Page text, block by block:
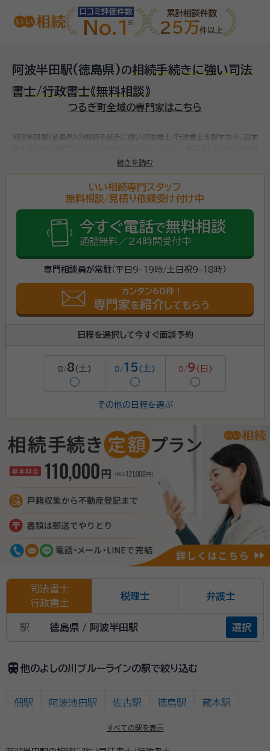
口コミ評価件数
No.1
累計相談件数
25万件以上
阿波半田駅(徳島県)の相続手続きに強い司法
書士/行政書士《無料相談》
つるぎ町全域の専門家はこちら
続きを読む
阿波半田駅(徳島県)の相続手続きに強い司法書士/行政書士を探すなら、日本
手続きに強い司法書士/行政書士をお探しいただけます。
（相続財産が基礎控除額を超えていた場合）など多岐に渡るため、相続手続き
まずは相談しましょう。
いい相続専門スタッフ
無料相談/見積り依頼受け付け中
今すぐ電話で無料相談
通話無料／24時間受付中
専門相談員が常駐（平日9-19時/土日祝9-18時）
カンタン60秒！
専門家を紹介 してもらう
日程を選択して今すぐ面談予約
8/8 (土)
◯
8/15(土)
◯
8/9 (日)
◯
その他の日程を選ぶ
司法書士
行政書士
税理士 弁護士
駅 徳島県 / 阿波半田駅 選択
train 他のよしの川ブルーラインの駅で絞り込む
すべての駅を表示
佃駅 阿波池田駅 佐古駅 徳島駅 蔵本駅
石井駅 下浦駅